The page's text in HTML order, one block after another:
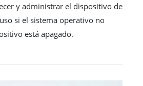
y administrar el dispositivo de
si el sistema operativo no
está apagado.